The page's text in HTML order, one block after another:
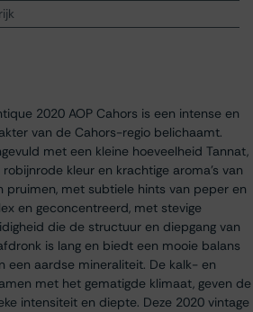
2020 AOP Cahors is een intense en
van de Cahors-regio belichaamt.
met een kleine hoeveelheid Tannat,
kleur en krachtige aroma’s van
pruimen, met subtiele hints van peper en
en geconcentreerd, met stevige
die de structuur en diepgang van
is lang en biedt een mooie balans
een aardse mineraliteit. De kalk- en
met het gematigde klimaat, geven de
intensiteit en diepte. Deze 2020 vintage